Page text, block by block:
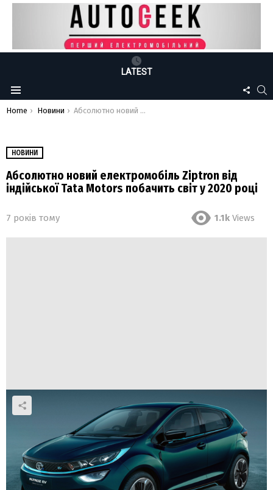
LATEST
Menu
US
You are here:
Home Новини Абсолютно новий електромобіль Ziptron від індійської Tata Motors побачить світ у 2020 році
НОВИНИ
Абсолютно новий електромобіль Ziptron від
індійської Tata Motors побачить світ у 2020 році
7 років тому 1.1k Views